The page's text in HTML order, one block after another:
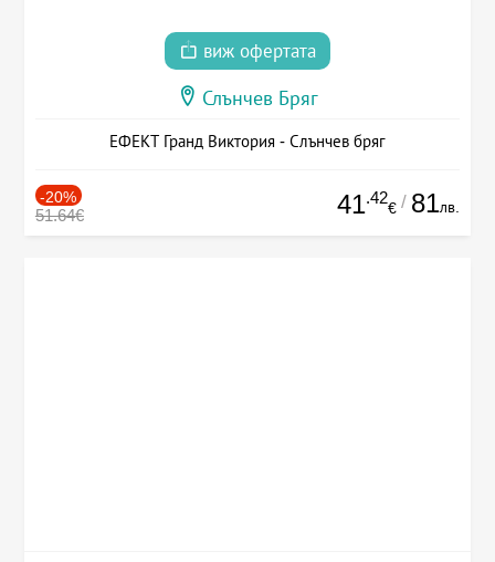
виж офертата
Слънчев Бряг
ЕФЕКТ Гранд Виктория - Слънчев бряг
-20%
51.64€ 41.42
€ / 81лв.